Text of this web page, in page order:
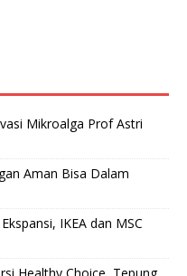
Mikroalga Prof Astri
Aman Bisa Dalam
IKEA dan MSC